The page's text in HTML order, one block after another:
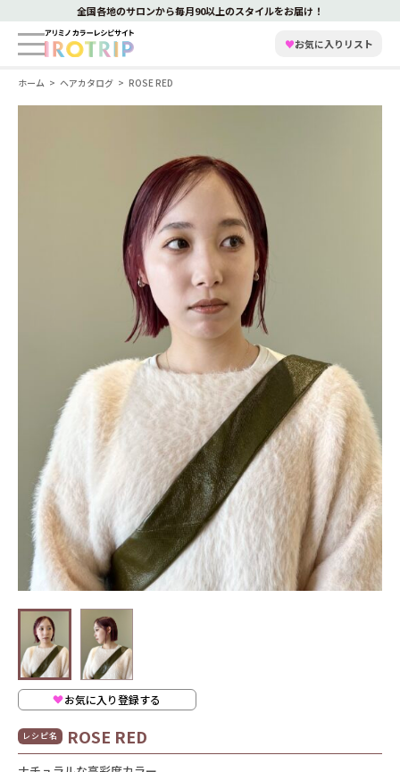
全国各地のサロンから毎月90以上のスタイルをお届け！
♥お気に入りリスト
ホーム ヘアカタログ ROSE RED
お気に入り登録する
レシピ名 ROSE RED